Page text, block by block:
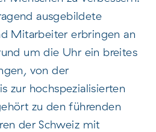
ausgebildete
Mitarbeiter erbringen an
um die Uhr ein breites
von der
zur hochspezialisierten
zu den führenden
der Schweiz mit